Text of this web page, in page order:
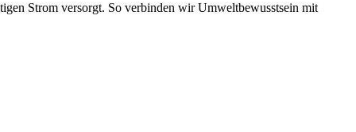
Strom versorgt. So verbinden wir Umweltbewusstsein mit